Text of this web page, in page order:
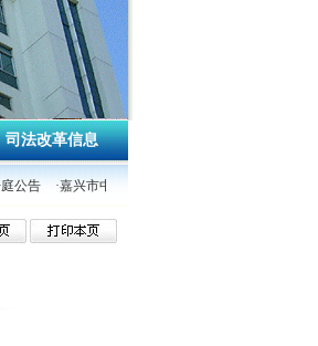
司法改革信息
公告 ·嘉兴市中级人民法院2026年3月30日开庭公告